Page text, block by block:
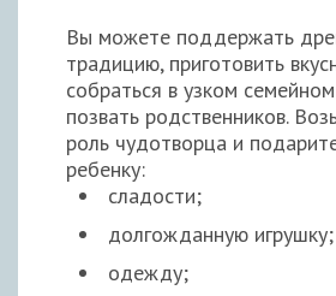
Вы можете поддержать
традицию, приготовить
собраться в узком семейном
позвать родственников.
роль чудотворца и
ребенку:
сладости;
долгожданную игрушку;
одежду;